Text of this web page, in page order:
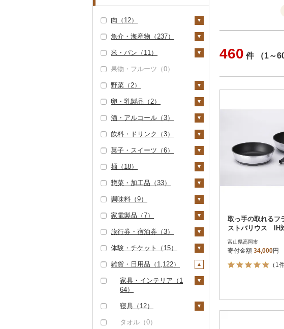
肉（12）
牛肉（精肉）（6）
ステーキ（3）
すき焼き（3）
しゃぶしゃぶ（0）
焼肉（0）
牛タン（0）
和牛（0）
黒毛和牛（0）
白老牛（0）
仙台牛（0）
米沢牛（0）
山形牛（0）
常陸牛（0）
上州牛（0）
飛騨牛（0）
近江牛（0）
（0）
但馬牛（0）
牛肉（加工品）（2）
ハンバーグ（2）
もつ鍋（0）
ローストビーフ（0）
ビーフジャーキー
（0）
豚肉（精肉）（0）
豚肉（加工品）（3）
ハンバーグ（0）
もつ鍋（1）
ハム（0）
ソーセージ・ウインナ
（0）
その他豚肉（加工品）
（2）
鶏肉（1）
鶏肉（精肉）（0）
ハム・ソーセージ
鹿肉（0）
馬肉（0）
羊肉・ラム肉（ジンギ
（0）
魚介・海産物（237）
カニ（0）
エビ（0）
いくら（0）
うに（0）
明太子・たらこ（0）
その他魚卵（0）
貝（0）
うなぎ（0）
鮮魚（0）
イカ・タコ（2）
イカ（2）
タコ（1）
海苔・海藻（3）
海苔（0）
わかめ（0）
ひじき（0）
その他海苔・海藻
（3）
干物（0）
その他魚介・加工品
（0）
（7）
その他魚介・加工品
米・パン（11）
米（10）
精米（8）
無洗米（0）
玄米（0）
金芽米（0）
ゆめぴりか（0）
つや姫（0）
コシヒカリ（6）
はえぬき（0）
さがびより（0）
あきたこまち（0）
ひとめぼれ（0）
ミルキークィーン
ななつぼし（0）
その他米（3）
雑穀（0）
餅（0）
その他穀物加工品
果物・フルーツ（0）
野菜（2）
いも（0）
トマト（0）
玉ねぎ（0）
ねぎ（0）
とうもろこし（0）
根菜（1）
人参（0）
大根（0）
自然薯（0）
レンコン（0）
にんにく・生姜（1）
その他根菜（0）
アスパラガス（0）
豆（0）
きのこ（1）
しいたけ（0）
松茸（0）
その他きのこ（1）
その他野菜（0）
卵・乳製品（2）
卵（2）
チーズ（0）
ヨーグルト（0）
牛乳（0）
バター（0）
その他乳製品（0）
酒・アルコール（3）
ビール・発泡酒（0）
日本酒（1）
純米大吟醸（0）
純米吟醸（0）
大吟醸（0）
吟醸（0）
その他日本酒（1）
焼酎（2）
芋焼酎（0）
麦焼酎（0）
米焼酎（0）
黒糖焼酎（0）
その他焼酎（2）
梅酒（0）
泡盛（0）
ワイン（0）
ウイスキー（0）
リキュール・洋酒
ノンアルコール（0）
その他酒（0）
飲料・ドリンク（3）
水・ミネラルウォータ
（0）
茶（1）
飲料（0）
茶葉・ティーバッグ
（0）
静岡茶（0）
足柄茶（0）
知覧茶（0）
八女茶（0）
その他茶（1）
果汁飲料（0）
紅茶（0）
その他飲料・ジュース
（2）
野菜ジュース（0）
炭酸飲料（0）
豆乳（0）
その他飲料・ジュース
菓子・スイーツ（6）
ケーキ（1）
クッキー（0）
焼き菓子（2）
プリン（1）
ゼリー（0）
チョコレート（0）
カステラ（0）
アイス・ジェラート
（2）
その他洋菓子（0）
煎餅・おかき（0）
麺（18）
ラーメン（14）
うどん（0）
そば（1）
パスタ（0）
ひやむぎ（0）
そうめん（0）
その他麺（4）
惣菜・加工品（33）
惣菜（16）
餃子（16）
シュウマイ（0）
コロッケ（0）
その他惣菜（2）
カレー・シチュー
その他鍋（0）
スープ（0）
豆腐・納豆（0）
漬物（2）
調味料（9）
砂糖（0）
塩（0）
醤油（3）
味噌（2）
酢（0）
家電製品（7）
季節・空調家電（0）
キッチン家電（0）
照明器具（7）
パソコン・周辺機器
（0）
TV・オーディオ・カ
旅行券・宿泊券（3）
旅行券（0）
宿泊券（3）
体験・チケット（15）
PayPay商品券（0）
食事券（5）
用券（0）
水族館（0）
雑貨・日用品（1,122）
家具・インテリア（1
64）
タンス（0）
机・テーブル（0）
寝具（12）
布団（12）
タオル（0）
クレジットカー
Amazon Pay
楽天ペイ
d払い
金融機関(Pay-
460 件 （1～
取っ手の取れる
ストバリウス IH
ト
富山県高岡市
寄付金額 34,000円
（1